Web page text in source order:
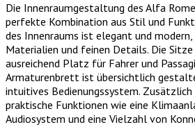
Die Innenraumgestaltung des Alfa
perfekte Kombination aus Stil und
des Innenraums ist elegant und
Materialien und feinen Details. Die
ausreichend Platz für Fahrer und
Armaturenbrett ist übersichtlich
intuitives Bedienungssystem.
praktische Funktionen wie eine
Audiosystem und eine Vielzahl von